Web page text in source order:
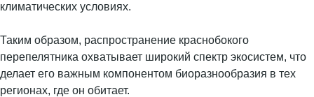
климатических условиях.
Таким образом, распространение краснобокого
перепелятника охватывает широкий спектр экосистем, что
делает его важным компонентом биоразнообразия в тех
регионах, где он обитает.